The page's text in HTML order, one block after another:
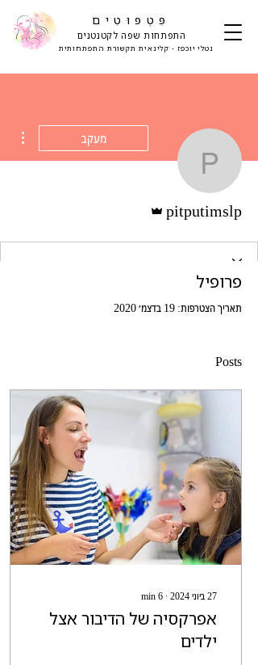
פִּטְפּוּטִים
התפתחות שפה לקטנטנים
נטלי יוכפז - קלינאית תקשורת התפתחותית
pitputimslp
מעקב
pitputimslp
פרופיל
תאריך הצטרפות: 19 בדצמ׳ 2020
Posts
27 ביוני 2024 ∙
6
min
אפרקסיה של הדיבור אצל
ילדים